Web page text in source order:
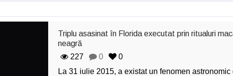
Triplu asasinat în Florida executat prin ritualuri
neagră
227
0
0
La 31 iulie 2015, a existat un fenomen astronomic